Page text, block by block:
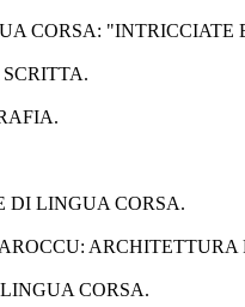
CORSA:
DI LINGUA CORSA.
ARCHITETTURA
CORSA.